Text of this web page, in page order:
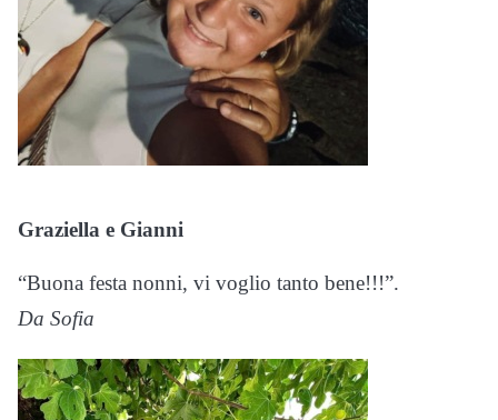
Graziella e Gianni
“Buona festa nonni, vi voglio tanto bene!!!”.
Da Sofia